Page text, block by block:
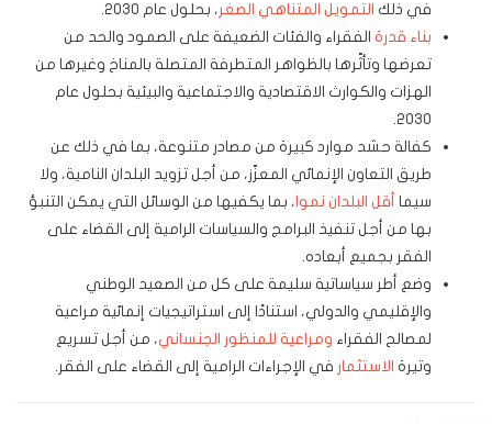
في ذلك التمويل المتناهي الصغر ، بحلول عام 2030.
بناء قدرة الفقراء والفئات الضعيفة على الصمود والحد من
تعرضها وتأثّرها بالظواهر المتطرفة المتصلة بالمناخ وغيرها من
الهزات والكوارث الاقتصادية والاجتماعية والبيئية بحلول عام
2030.
كفالة حشد موارد كبيرة من مصادر متنوعة، بما في ذلك عن
طريق التعاون الإنمائي المعزّز، من أجل تزويد البلدان النامية، ولا
سيما أقل البلدان نموا ، بما يكفيها من الوسائل التي يمكن التنبؤ
بها من أجل تنفيذ البرامج والسياسات الرامية إلى القضاء على
الفقر بجميع أبعاده.
وضع أطر سياساتية سليمة على كل من الصعيد الوطني
والإقليمي والدولي، استنادًا إلى استراتيجيات إنمائية مراعية
لمصالح الفقراء ومراعية للمنظور الجنساني، من أجل تسريع
وتيرة الاستثمار في الإجراءات الرامية إلى القضاء على الفقر.